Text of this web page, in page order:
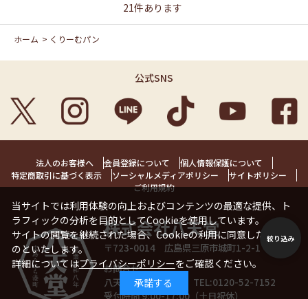
絞り込み
21件あります
ホーム > くりーむパン
公式SNS
法人のお客様へ 会員登録について
個人情報保護について
特定商取引に基づく表示
ソーシャルメディアポリシー
サイトポリシー
ご利用規約
株式会社八天堂
〒723-0014 広島県三原市城町1-2-1 1階
お問合せ
八天堂お客様相談室 TEL:0120-52-7152
受付時間 9:00-17:00（土日祝休）
当サイトでは利用体験の向上およびコンテンツの最適な提供、ト
ラフィックの分析を目的としてCookieを使用しています。
サイトの閲覧を継続された場合、Cookieの利用に同意したことも
のといたします。
詳細についてはプライバシーポリシーをご確認ください。
承諾する